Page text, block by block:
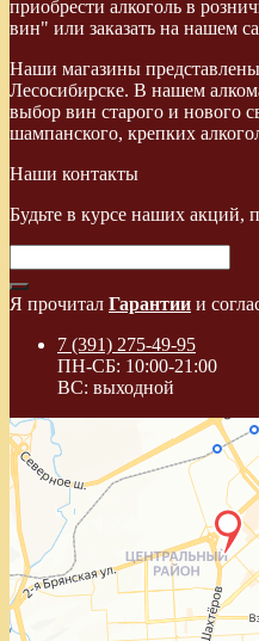
приобрести алкоголь в
вин" или заказать на нашем
Наши магазины
Лесосибирске. В нашем
выбор вин старого и нового
шампанского, крепких
Наши контакты
Будьте в курсе наших акций,
Я прочитал Гарантии и
7 (391) 275-49-95
ПН-СБ: 10:00-21:00
ВС: выходной